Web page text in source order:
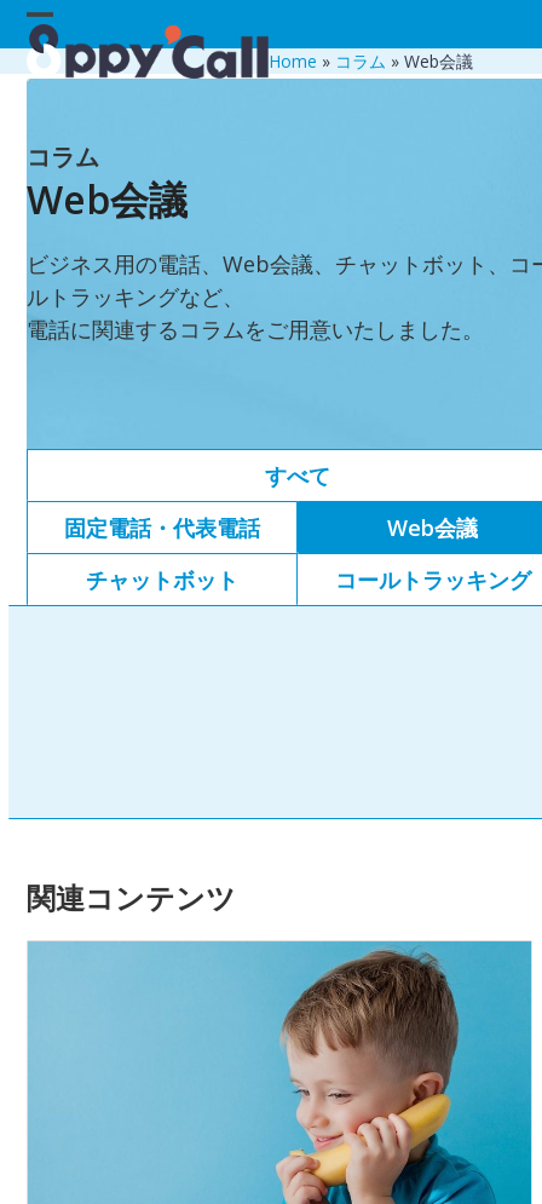
Skip
to
content
Open
mobile
Close
mobile
Home » コラム »Web会議
コラム
Web会議
ビジネス用の電話、Web会議、チャットボット、コ
ルトラッキングなど、
電話に関連するコラムをご用意いたしました。
すべて
固定電話・代表電話
Web会議
チャットボット
コールトラッキング
関連コンテンツ